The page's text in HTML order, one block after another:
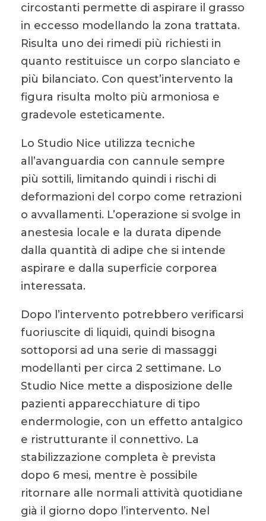
circostanti permette di aspirare il grasso
in eccesso modellando la zona trattata.
Risulta uno dei rimedi più richiesti in
quanto restituisce un corpo slanciato e
più bilanciato. Con quest’intervento la
figura risulta molto più armoniosa e
gradevole esteticamente.
Lo Studio Nice utilizza tecniche
all’avanguardia con cannule sempre
più sottili, limitando quindi i rischi di
deformazioni del corpo come retrazioni
o avvallamenti. L’operazione si svolge in
anestesia locale e la durata dipende
dalla quantità di adipe che si intende
aspirare e dalla superficie corporea
interessata.
Dopo l’intervento potrebbero verificarsi
fuoriuscite di liquidi, quindi bisogna
sottoporsi ad una serie di massaggi
modellanti per circa 2 settimane. Lo
Studio Nice mette a disposizione delle
pazienti apparecchiature di tipo
endermologie, con un effetto antalgico
e ristrutturante il connettivo. La
stabilizzazione completa è prevista
dopo 6 mesi, mentre è possibile
ritornare alle normali attività quotidiane
già il giorno dopo l’intervento. Nel